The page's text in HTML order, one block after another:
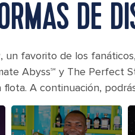
DE
un favorito de los
Abyss℠ y The Perfect
flota. A continuación,